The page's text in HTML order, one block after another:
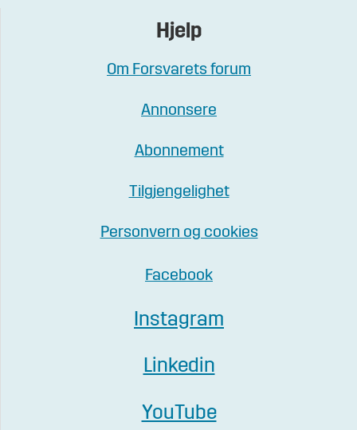
Hjelp
Om Forsvarets forum
Annonsere
Abonnement
Tilgjengelighet
Personvern og cookies
Facebook
Instagram
Linkedin
YouTube